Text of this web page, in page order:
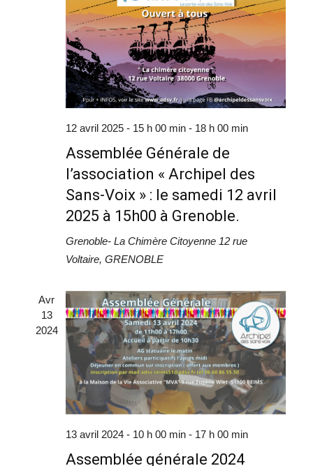
12 avril 2025 - 15 h 00 min- 18 h 00 min
Assemblée Générale de
l’association « Archipel des
Sans-Voix » : le samedi 12 avril
2025 à 15h00 à Grenoble.
Grenoble- La Chimère Citoyenne 12 rue
Voltaire, GRENOBLE
Avr
13
2024
13 avril 2024 - 10 h 00 min- 17 h 00 min
Assemblée générale 2024